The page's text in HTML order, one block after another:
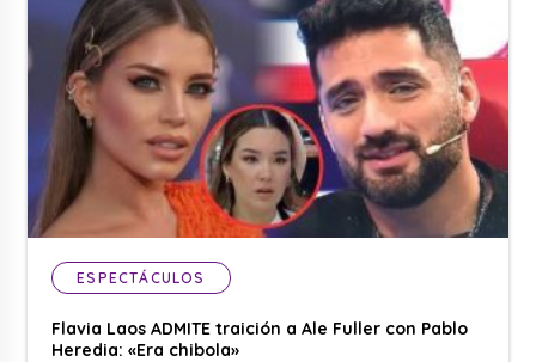
ESPECTÁCULOS
Flavia Laos ADMITE traición a Ale Fuller con Pablo
Heredia: «Era chibola»